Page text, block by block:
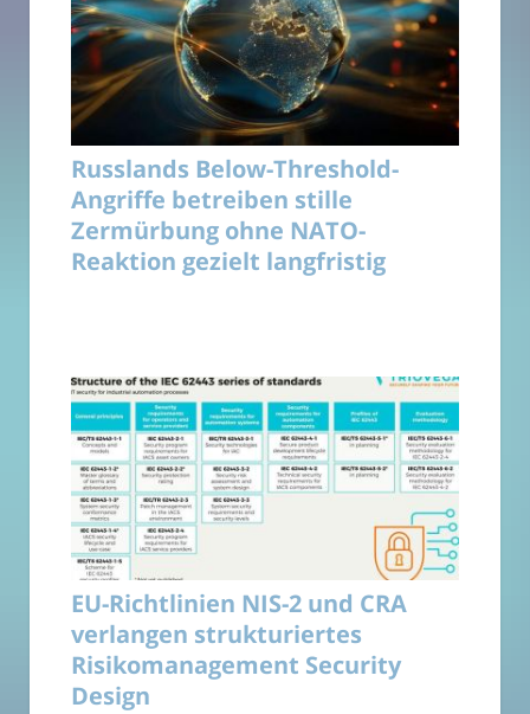
Russlands Below-Threshold-
Angriffe betreiben stille
Zermürbung ohne NATO-
Reaktion gezielt langfristig
EU-Richtlinien NIS-2 und CRA
verlangen strukturiertes
Risikomanagement Security
Design